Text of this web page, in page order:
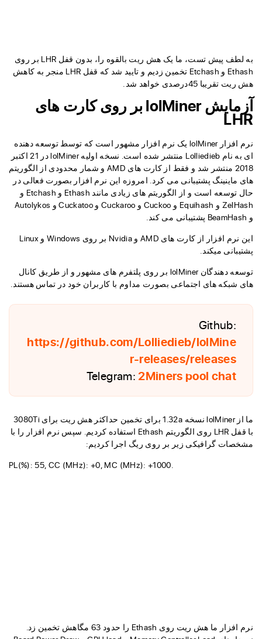
به لطف پیش‌ تست، ما یک هش ریت بالقوه را، بدون قفل LHR بر روی
Ethash و Etchash تخمین زدیم و تایید شد که قفل LHR منجر به کاهش
هش ریت تقریبا 45درصدی خواهد شد.
آزمایش lolMiner بر روی کارت های
LHR
نرم افزار lolMiner یک نرم افزار مشهور است که توسط توسعه دهنده
ای به نام Lolliedieb منتشر شده است. نسخه اولیه lolMiner در 21 اکتبر
2018 منتشر شد و فقط از کارت های AMD و شمار محدودی از الگوریتم
های ماینینگ پشتیبانی می کرد. امروزه این نرم افزار بصورت فعالی در
حال توسعه است و از الگوریتم های زیادی مانند Ethash و Etchash و
ZelHash و Equihash و Cuckoo و Cuckaroo و Cuckatoo و Autolykos
و BeamHash پشتیبانی می کند.
این نرم افزار از کارت های AMD و Nvidia بر روی Windows و Linux
پشتیبانی میکند.
توسعه دهندگان lolMiner بر روی پلتفرم های مشهور و از طریق کانال
های شبکه های اجتماعی بصورت مداوم با کاربران خود در تماس هستند.
Github:
https://github.com/Lolliedieb/lolMine
r-releases/releases
Telegram:2Miners pool chat
ما از lolMiner نسخه 1.32a برای تخمین حداکثر هش ریت برای 3080Ti
با قفل LHR روی الگوریتم Ethash استفاده کردیم. سپس نرم افزار را با
مشخصات گرافیکی زیر بر روی ریگ اجرا کردیم:
PL(%): 55, CC (MHz): +0, MC (MHz): +1000.
نرم افزار ما هش ریت روی Ethash را حدود 63 مگاهش تخمین زد.